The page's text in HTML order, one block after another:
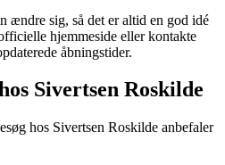
ændre sig, så det er altid en god idé
hjemmeside eller kontakte
åbningstider.
Sivertsen Roskilde
hos Sivertsen Roskilde anbefaler